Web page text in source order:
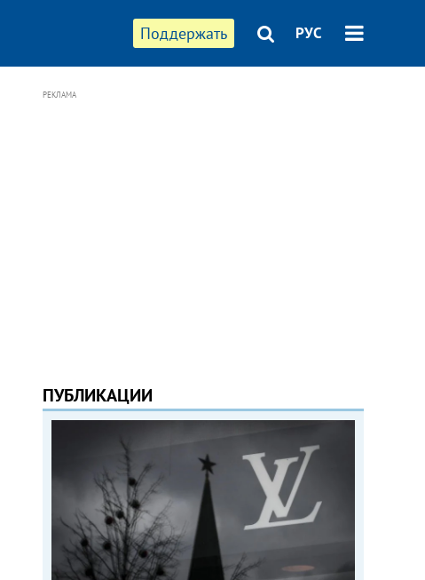
Поддержать РУС
РЕКЛАМА
ПУБЛИКАЦИИ